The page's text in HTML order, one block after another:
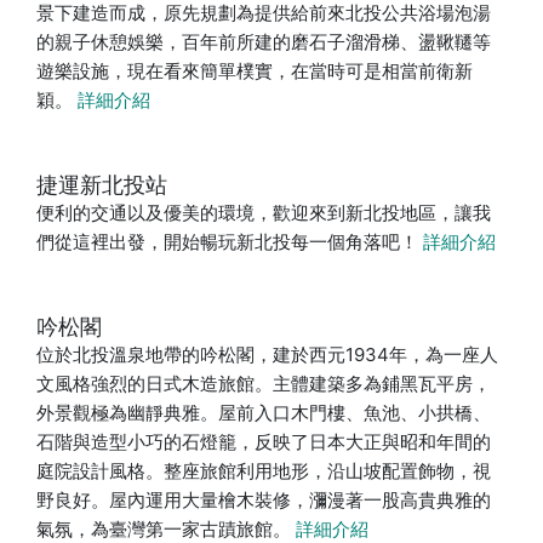
景下建造而成，原先規劃為提供給前來北投公共浴場泡湯
的親子休憩娛樂，百年前所建的磨石子溜滑梯、盪鞦韆等
遊樂設施，現在看來簡單樸實，在當時可是相當前衛新
穎。 詳細介紹
捷運新北投站
便利的交通以及優美的環境，歡迎來到新北投地區，讓我
們從這裡出發，開始暢玩新北投每一個角落吧！ 詳細介紹
吟松閣
位於北投溫泉地帶的吟松閣，建於西元1934年，為一座人
文風格強烈的日式木造旅館。主體建築多為鋪黑瓦平房，
外景觀極為幽靜典雅。屋前入口木門樓、魚池、小拱橋、
石階與造型小巧的石燈籠，反映了日本大正與昭和年間的
庭院設計風格。整座旅館利用地形，沿山坡配置飾物，視
野良好。屋內運用大量檜木裝修，瀰漫著一股高貴典雅的
氣氛，為臺灣第一家古蹟旅館。 詳細介紹